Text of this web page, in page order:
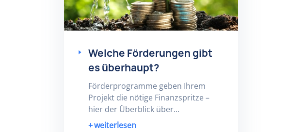
Welche Förderungen gibt
es überhaupt?
Förderprogramme geben Ihrem
Projekt die nötige Finanzspritze –
hier der Überblick über...
weiterlesen